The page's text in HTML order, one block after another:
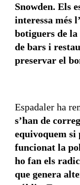
Snowden. Els
interessa més
botiguers de
de bars i
preservar el
Espadaler ha
s’han de
equivoquem si
funcionat la
ho fan els
que genera